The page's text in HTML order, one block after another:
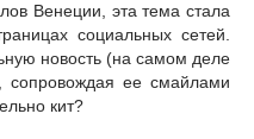
Венеции, эта тема стала
социальных сетей.
новость (на самом деле
сопровождая ее смайлами
кит?